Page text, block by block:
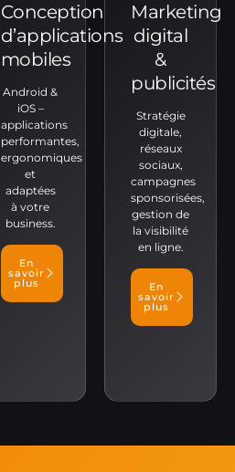
Conception
d’applications
mobiles
Android &
iOS –
applications
performantes,
ergonomiques
et
adaptées
à votre
business.
En
savoir
plus
Marketing
digital
&
publicités
Stratégie
digitale,
réseaux
sociaux,
campagnes
sponsorisées,
gestion de
la visibilité
en ligne.
En
savoir
plus